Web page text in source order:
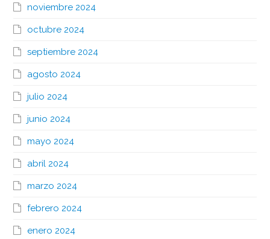
noviembre 2024
octubre 2024
septiembre 2024
agosto 2024
julio 2024
junio 2024
mayo 2024
abril 2024
marzo 2024
febrero 2024
enero 2024